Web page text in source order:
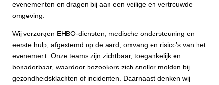
evenementen en dragen bij aan een veilige en vertrouwde
omgeving.
Wij verzorgen EHBO‑diensten, medische ondersteuning en
eerste hulp, afgestemd op de aard, omvang en risico’s van het
evenement. Onze teams zijn zichtbaar, toegankelijk en
benaderbaar, waardoor bezoekers zich sneller melden bij
gezondheidsklachten of incidenten. Daarnaast denken wij